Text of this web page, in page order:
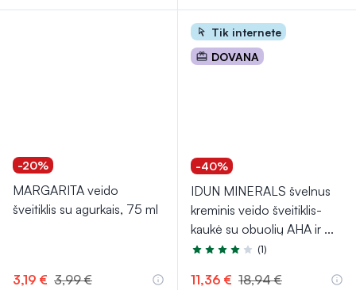
-20%
MARGARITA veido
šveitiklis su agurkais, 75 ml
3,19 € 3,99 €
Tik internete
DOVANA
-40%
IDUN MINERALS švelnus
kreminis veido šveitiklis-
kaukė su obuolių AHA ir ...
Įvertinimas 4.0 iš 5
(1)
11,36 € 18,94 €